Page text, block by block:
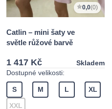
0,0(0)
Catlin – mini šaty ve
světle růžové barvě
1 417 Kč
Skladem
Dostupné velikosti:
S M L XL
XXL